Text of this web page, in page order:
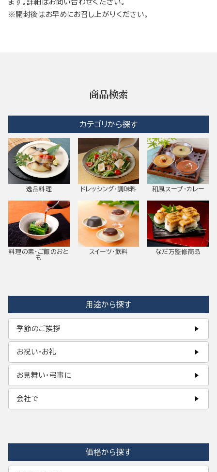
ます。詳細はお問い合わせください。
※開封後はお早めにお召し上がりください。
商品検索
カテゴリから探す
逸品料理 ドレッシング・調味料 和風スープ・カレー
料理の素・ご飯のおと
も
スイーツ・飲料 なだ万監修商品
用途から探す
季節のご挨拶
お祝い・お礼
お見舞い・弔事に
会社で
価格から探す